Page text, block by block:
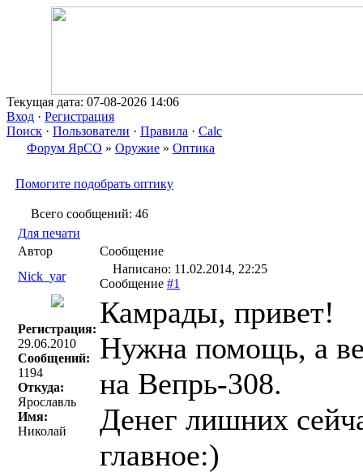
Текущая дата: 07-08-2026 14:06
Вход · Регистрация
Поиск · Пользователи · Правила · Calc
Форум ЯрСО » Оружие » Оптика
Помогите подобрать оптику
Всего сообщений: 46
Для печати
Автор
Сообщение
Nick_yar
Написано: 11.02.2014, 22:25
Сообщение #1
Регистрация:
29.06.2010
Сообщений:
1194
Откуда:
Ярославль
Имя:
Николай
Камрады, привет!
Нужна помощь, а
на Вепрь-308.
Денег лишних
главное:)